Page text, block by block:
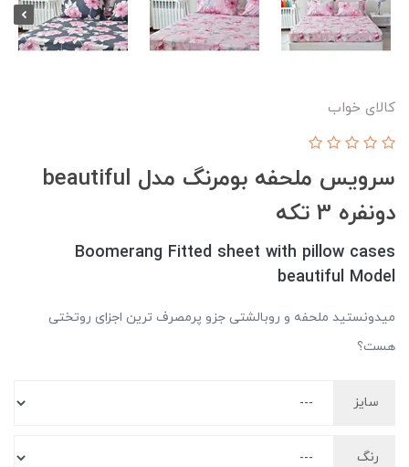
کالای خواب
سرویس ملحفه بومرنگ مدل beautiful
دونفره 3 تکه
Boomerang Fitted sheet with pillow cases
beautiful Model
میدونستید ملحفه و روبالشتی جزو پرمصرف ترین اجزای روتختی
هست؟
سایز
رنگ